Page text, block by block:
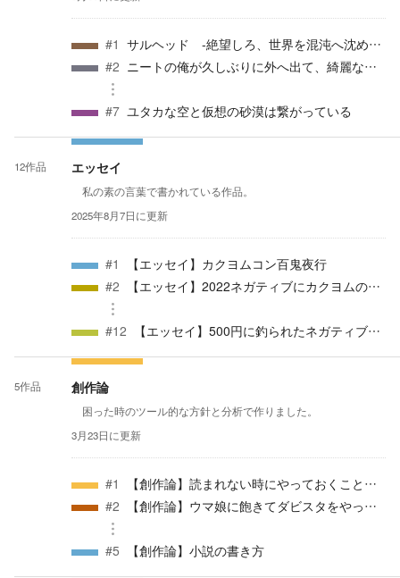
好き ☀：【漫画原作コンテスト応募作品】 『天国つうしんぼ』
明るめの現代ファンタジーコメディ短編シナリオ。 天使幼女
とサラリーマンだった男が人生について考えるゆるい死生観も
の。 頑張って少年雑誌に載せるような万人受けを目指して書い
ているけど、たぶんニッチ層向けです。 想定対象者層：高校生
～社会人、哲学好き、人生に疲れた人、ゆるい展開が好きな人
🌃：【第二回カクヨムwebコンテスト応募作品 読者選考通過】
『ドリーム★コネクターズ』【挿し絵有】 夢の世界を少年が歩
品。 夢の中で出会った人達と共に隠された真実を暴く、少年漫
転載をしております。 なんと挿し絵もあるよ！ 想定対象者
層：20~40代、少年漫画好き、能力者もの好き、暗いけど熱い展
れ” は劣化チートおじさん』 前回の「ニートの俺が~(略)」はテ
で、構成や内容などの質を重視したらどうなるのかを試した作
品。 人の定める「価値」を考え、人が生み出す「慢心」と戦う
真面目なテーマの異世界作品。 想定対象者層：20代後半から40代
までのテンプレート異世界転生ものが嫌いな人、人生に疲れた人
ードが好きな私の完全な趣味作品。哲学や暗い要素皆無の明るい
品です。 想定対象者層：ハンバーガー好き、女の子日常系好き、
討論ゲーム好き、並みの少ない話が好き、気軽に読みたい方向
の俺が~(略)』 皆大好き異世界転生チーレムと言われるテンプ
レと今のラノベ業界を嘲笑った罠作品。ハッピーエンドでもバッ
ドエンドでもないエンタメ業界において、最悪な終わりを向かえ
ます。 ★は入れなくて良いのでこれから作家志望する方に読ん
レムや異世界転生が大好きな方は読まないことを強くオススメし
ます。 想定対象者層：全年齢対象(万人受けとは言っていない)、
作家志望の方向け。 ☀：【第五回カクヨム短編webコンテスト応
募作品】 『マトリョーシカの地球』 エセ関西人と高飛車少女
たい。 🌃：【怪談話コンテスト】 『埼玉県M市の店で不審者が出
た話』 世にも奇妙な物語風の短編ホラー。 気軽に読んでも
らうことを目指した。 想定対象者層：ホラーだけどちょっと笑
える話が好き、気軽に楽しみたい。 🌃：【第九回カクヨムwebコ
める為に-』 万人受けを書こうとしたら人を選ぶ怪作になって
サバイバルパニック作品。ギャグとシリアスと胸糞と胸熱のスペ
シャルセット長編作品。 想定対象者層：心が強い人向け。
#1
サルヘッド -絶望しろ、世界を混沌へ沈める為に-
#2 ニートの俺が久しぶりに外へ出て、綺麗な石を拾ったらそれは賢者の石だった。そのままトラックに轢かれて異世界転生して伝説の三英雄である女の子達とハーレムを築きあげるはずだった
#7 ユタカな空と仮想の砂漠は繋がっている
12作品 エッセイ
私の素の言葉で書かれている作品。
2025年8月7日に更新
#1
【エッセイ】カクヨムコン百鬼夜行
#2 【エッセイ】2022ネガティブにカクヨムの現状を夜に考察する
#12 【エッセイ】500円に釣られたネガティブジブンガタリ
5作品 創作論
困った時のツール的な方針と分析で作りました。
3月23日に更新
#1
【創作論】読まれない時にやっておくことシミュレータ
#2 【創作論】ウマ娘に飽きてダビスタをやったら小説活動と関わりがあったので誰かに話したいスイッチが入った
#5 【創作論】小説の書き方